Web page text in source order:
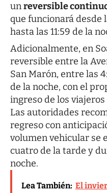
unreversible
que funcionará desde
hasta las 11:59 de la
Adicionalmente, en
reversible entre la
San Marón, entre las
de la noche, con el
ingreso de los
Las autoridades
regreso con
volumen vehicular se
cuatro de la tarde y
noche.
Lea También: El